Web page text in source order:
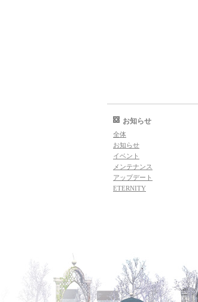
お知らせ
全体
お知らせ
イベント
メンテナンス
アップデート
ETERNITY